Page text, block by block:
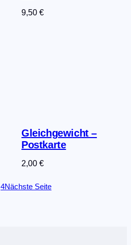
9,50€
Gleichgewicht –
Postkarte
2,00€
4Nächste Seite